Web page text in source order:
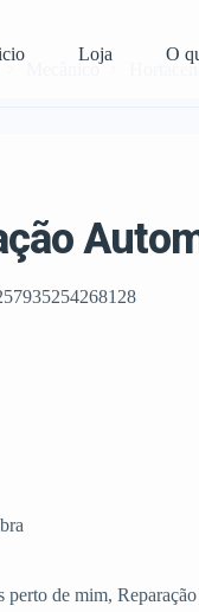
Loja O
Mecânico
perto de mim,